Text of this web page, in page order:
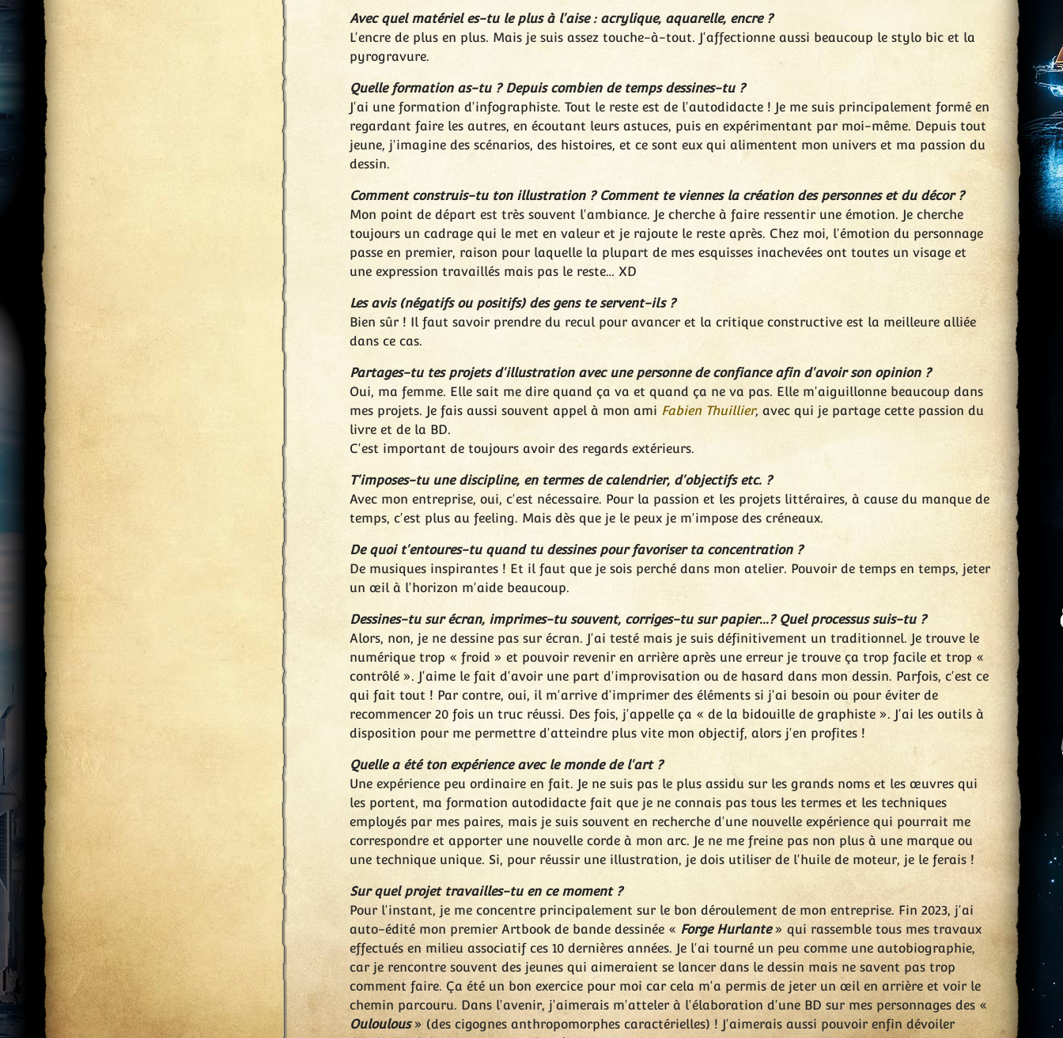
Avec quel matériel es-tu le plus à l'aise : acrylique, aquarelle, encre ?
L'encre de plus en plus. Mais je suis assez touche-à-tout. J'affectionne aussi beaucoup le stylo bic et la
pyrogravure.
Quelle formation as-tu ? Depuis combien de temps dessines-tu ?
J'ai une formation d'infographiste. Tout le reste est de l'autodidacte ! Je me suis principalement formé en
regardant faire les autres, en écoutant leurs astuces, puis en expérimentant par moi-même. Depuis tout
jeune, j'imagine des scénarios, des histoires, et ce sont eux qui alimentent mon univers et ma passion du
dessin.
Comment construis-tu ton illustration ? Comment te viennes la création des personnes et du décor ?
Mon point de départ est très souvent l'ambiance. Je cherche à faire ressentir une émotion. Je cherche
toujours un cadrage qui le met en valeur et je rajoute le reste après. Chez moi, l'émotion du personnage
passe en premier, raison pour laquelle la plupart de mes esquisses inachevées ont toutes un visage et
une expression travaillés mais pas le reste… XD
Les avis (négatifs ou positifs) des gens te servent-ils ?
Bien sûr ! Il faut savoir prendre du recul pour avancer et la critique constructive est la meilleure alliée
dans ce cas.
Partages-tu tes projets d'illustration avec une personne de confiance afin d'avoir son opinion ?
Oui, ma femme. Elle sait me dire quand ça va et quand ça ne va pas. Elle m'aiguillonne beaucoup dans
mes projets. Je fais aussi souvent appel à mon ami Fabien Thuillier, avec qui je partage cette passion du
livre et de la BD.
C'est important de toujours avoir des regards extérieurs.
T'imposes-tu une discipline, en termes de calendrier, d'objectifs etc. ?
Avec mon entreprise, oui, c'est nécessaire. Pour la passion et les projets littéraires, à cause du manque de
temps, c'est plus au feeling. Mais dès que je le peux je m'impose des créneaux.
De quoi t'entoures-tu quand tu dessines pour favoriser ta concentration ?
De musiques inspirantes ! Et il faut que je sois perché dans mon atelier. Pouvoir de temps en temps, jeter
un œil à l'horizon m'aide beaucoup.
Dessines-tu sur écran, imprimes-tu souvent, corriges-tu sur papier...? Quel processus suis-tu ?
Alors, non, je ne dessine pas sur écran. J'ai testé mais je suis définitivement un traditionnel. Je trouve le
numérique trop « froid » et pouvoir revenir en arrière après une erreur je trouve ça trop facile et trop «
contrôlé ». J'aime le fait d'avoir une part d'improvisation ou de hasard dans mon dessin. Parfois, c'est ce
qui fait tout ! Par contre, oui, il m'arrive d'imprimer des éléments si j'ai besoin ou pour éviter de
recommencer 20 fois un truc réussi. Des fois, j'appelle ça « de la bidouille de graphiste ». J'ai les outils à
disposition pour me permettre d'atteindre plus vite mon objectif, alors j'en profites !
Quelle a été ton expérience avec le monde de l'art ?
Une expérience peu ordinaire en fait. Je ne suis pas le plus assidu sur les grands noms et les œuvres qui
les portent, ma formation autodidacte fait que je ne connais pas tous les termes et les techniques
employés par mes paires, mais je suis souvent en recherche d'une nouvelle expérience qui pourrait me
correspondre et apporter une nouvelle corde à mon arc. Je ne me freine pas non plus à une marque ou
une technique unique. Si, pour réussir une illustration, je dois utiliser de l'huile de moteur, je le ferais !
Sur quel projet travailles-tu en ce moment ?
Pour l'instant, je me concentre principalement sur le bon déroulement de mon entreprise. Fin 2023, j'ai
auto-édité mon premier Artbook de bande dessinée « Forge Hurlante» qui rassemble tous mes travaux
effectués en milieu associatif ces 10 dernières années. Je l'ai tourné un peu comme une autobiographie,
car je rencontre souvent des jeunes qui aimeraient se lancer dans le dessin mais ne savent pas trop
comment faire. Ça été un bon exercice pour moi car cela m'a permis de jeter un œil en arrière et voir le
chemin parcouru. Dans l'avenir, j'aimerais m'atteler à l'élaboration d'une BD sur mes personnages des «
Ouloulous» (des cigognes anthropomorphes caractérielles) ! J'aimerais aussi pouvoir enfin dévoiler